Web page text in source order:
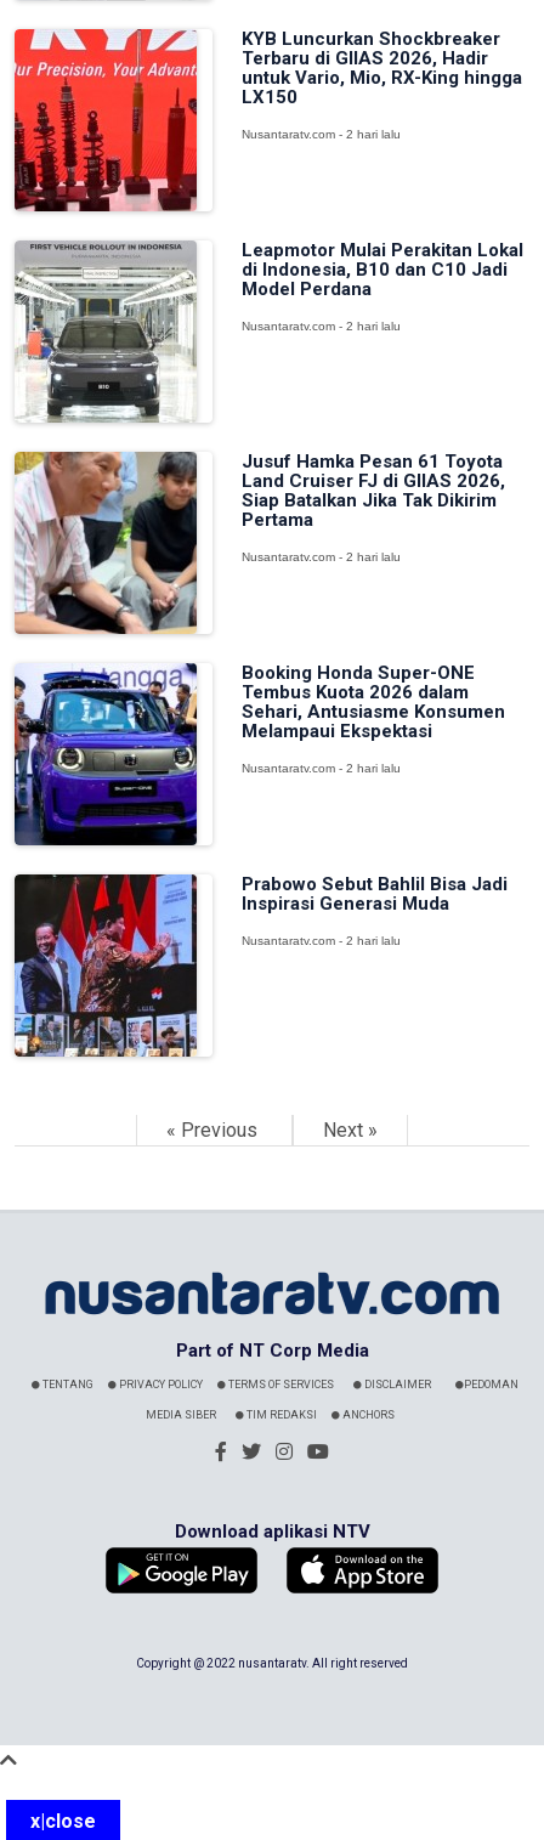
KYB Luncurkan Shockbreaker
Terbaru di GIIAS 2026, Hadir
untuk Vario, Mio, RX-King hingga
LX150
Nusantaratv.com - 2 hari lalu
Leapmotor Mulai Perakitan Lokal
di Indonesia, B10 dan C10 Jadi
Model Perdana
Nusantaratv.com - 2 hari lalu
Jusuf Hamka Pesan 61 Toyota
Land Cruiser FJ di GIIAS 2026,
Siap Batalkan Jika Tak Dikirim
Pertama
Nusantaratv.com - 2 hari lalu
Booking Honda Super-ONE
Tembus Kuota 2026 dalam
Sehari, Antusiasme Konsumen
Melampaui Ekspektasi
Nusantaratv.com - 2 hari lalu
Prabowo Sebut Bahlil Bisa Jadi
Inspirasi Generasi Muda
Nusantaratv.com - 2 hari lalu
« Previous Next »
Part of NT Corp Media
TENTANG PRIVACY POLICY TERMS OF SERVICES DISCLAIMER PEDOMAN
MEDIA SIBER TIM REDAKSI ANCHORS
Download aplikasi NTV
Copyright @ 2022 nusantaratv. All right reserved
x|close